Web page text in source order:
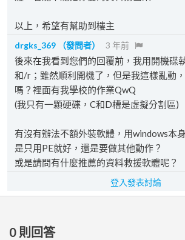
以上，希望有幫助到樓主
drgks_369 （發問者） 3 年前
後來在我看到您們的回覆前，我用開機碟
和/r；雖然順利開機了，但是我這樣亂動
嗎？裡面有我學校的作業QwQ
(我只有一顆硬碟，C和D槽是虛擬分割區)
有沒有辦法不額外裝軟體，用windows本
是只用PE就好，還是要做其他動作？
或是請問有什麼推薦的資料救援軟體呢？
登入發表討論
0 則回答